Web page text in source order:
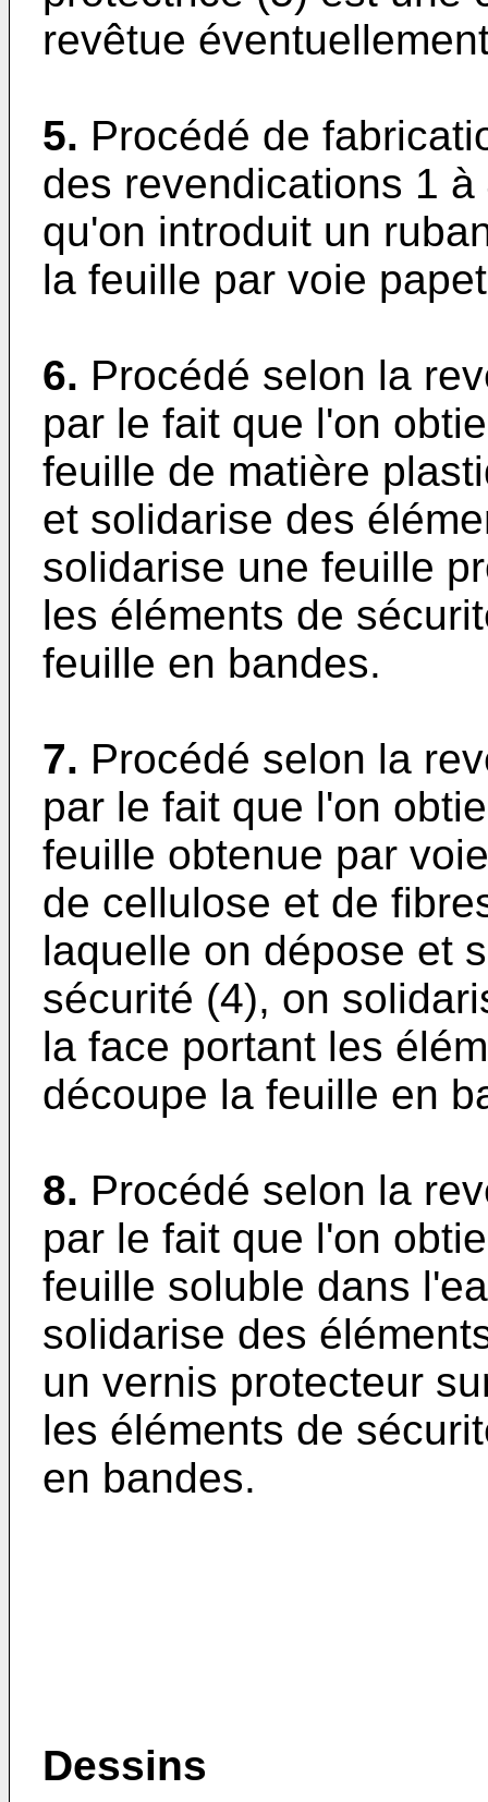
revêtue
5. Procédé de
des revendications 1
qu'on introduit un
la feuille par voie
6. Procédé selon la
par le fait que l'on
feuille de matière
et solidarise des
solidarise une feuille
les éléments de
feuille en bandes.
7. Procédé selon la
par le fait que l'on
feuille obtenue par
de cellulose et de
laquelle on dépose et
sécurité (4), on
la face portant les
découpe la feuille en
8. Procédé selon la
par le fait que l'on
feuille soluble dans
solidarise des
un vernis protecteur
les éléments de
en bandes.
Dessins